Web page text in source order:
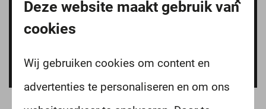
Ja, ik ga akkoord met deprivacyverklaring*
Deze website maakt gebruik van
cookies
Wij gebruiken cookies om content en
advertenties te personaliseren en om ons